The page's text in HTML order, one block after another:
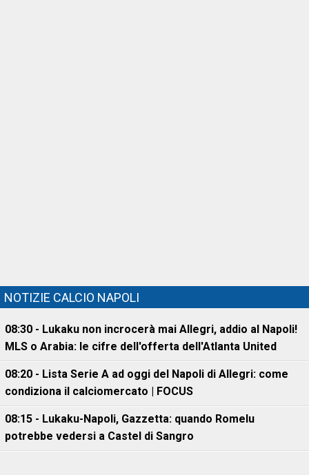
NOTIZIE CALCIO NAPOLI
08:30 - Lukaku non incrocerà mai Allegri, addio al Napoli!
MLS o Arabia: le cifre dell'offerta dell'Atlanta United
08:20 - Lista Serie A ad oggi del Napoli di Allegri: come
condiziona il calciomercato | FOCUS
08:15 - Lukaku-Napoli, Gazzetta: quando Romelu
potrebbe vedersi a Castel di Sangro